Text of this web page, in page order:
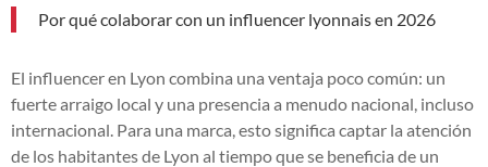
Por qué colaborar con un influencer lyonnais en 2026
El influencer en Lyon combina una ventaja poco común: un
fuerte arraigo local y una presencia a menudo nacional, incluso
internacional. Para una marca, esto significa captar la atención
de los habitantes de Lyon al tiempo que se beneficia de un